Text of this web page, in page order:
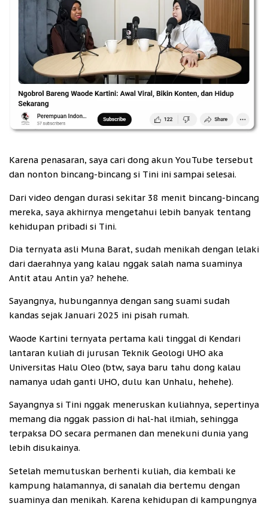
Karena penasaran, saya cari dong akun YouTube tersebut
dan nonton bincang-bincang si Tini ini sampai selesai.
Dari video dengan durasi sekitar 38 menit bincang-bincang
mereka, saya akhirnya mengetahui lebih banyak tentang
kehidupan pribadi si Tini.
Dia ternyata asli Muna Barat, sudah menikah dengan lelaki
dari daerahnya yang kalau nggak salah nama suaminya
Antit atau Antin ya? hehehe.
Sayangnya, hubungannya dengan sang suami sudah
kandas sejak Januari 2025 ini pisah rumah.
Waode Kartini ternyata pertama kali tinggal di Kendari
lantaran kuliah di jurusan Teknik Geologi UHO aka
Universitas Halu Oleo (btw, saya baru tahu dong kalau
namanya udah ganti UHO, dulu kan Unhalu, hehehe).
Sayangnya si Tini nggak meneruskan kuliahnya, sepertinya
memang dia nggak passion di hal-hal ilmiah, sehingga
terpaksa DO secara permanen dan menekuni dunia yang
lebih disukainya.
Setelah memutuskan berhenti kuliah, dia kembali ke
kampung halamannya, di sanalah dia bertemu dengan
suaminya dan menikah. Karena kehidupan di kampungnya